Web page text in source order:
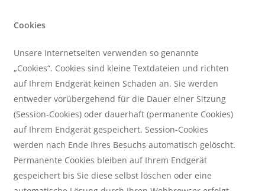
Cookies
Unsere Internetseiten verwenden so genannte
„Cookies“. Cookies sind kleine Textdateien und richten
auf Ihrem Endgerät keinen Schaden an. Sie werden
entweder vorübergehend für die Dauer einer Sitzung
(Session-Cookies) oder dauerhaft (permanente Cookies)
auf Ihrem Endgerät gespeichert. Session-Cookies
werden nach Ende Ihres Besuchs automatisch gelöscht.
Permanente Cookies bleiben auf Ihrem Endgerät
gespeichert bis Sie diese selbst löschen oder eine